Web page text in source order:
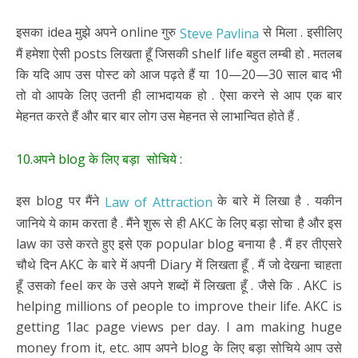
इसका idea मुझे अपने online गुरु Steve Pavlina से मिला . इसीलिए
मैं हमेशा ऐसी posts लिखता हूँ जिसकी shelf life बहुत लम्बी हो . मतलब
कि यदि आप उस पोस्ट को आज पढ़ते हैं या 10—20—30 साल बाद भी
तो वो आपके लिए उतनी ही लाभदायक हो . ऐसा करने से आप एक बार
मेहनत करते हैं और बार बार लोग उस मेहनत से लाभान्वित होते हैं .
10.अपने blog के लिए बड़ा सोचिये:
इस blog पर मैंने Law of Attraction के बारे में लिखा है . यकीन
जानिये ये काम करता है . मैंने शुरू से ही AKC के लिए बड़ा सोचा है और इस
law का उसे करते हुए इसे एक popular blog बनाया है . मैं हर तीएसरे
चौथे दिन AKC के बारे में अपनी Diary में लिखता हूँ . मैं जो देखना चाहता
हूँ उसको feel कर के उसे अपने शब्दों में लिखता हूँ . जैसे कि . AKC is
helping millions of people to improve their life. AKC is
getting 1lac page views per day. I am making huge
money from it, etc. आप अपने blog के लिए बड़ा सोचिये आप उसे